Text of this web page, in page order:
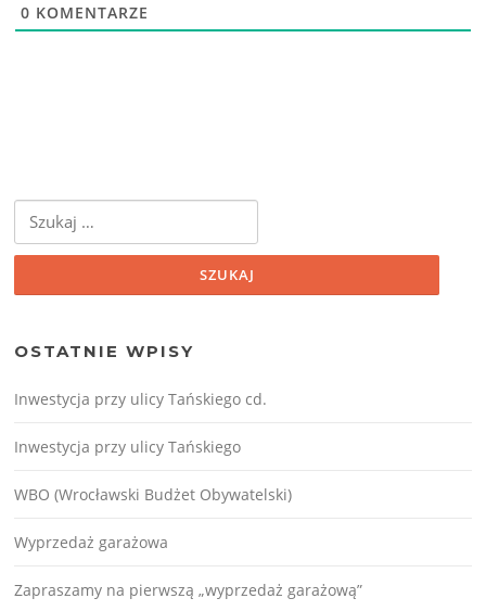
0 KOMENTARZE
Szukaj:
OSTATNIE WPISY
Inwestycja przy ulicy Tańskiego cd.
Inwestycja przy ulicy Tańskiego
WBO (Wrocławski Budżet Obywatelski)
Wyprzedaż garażowa
Zapraszamy na pierwszą „wyprzedaż garażową”